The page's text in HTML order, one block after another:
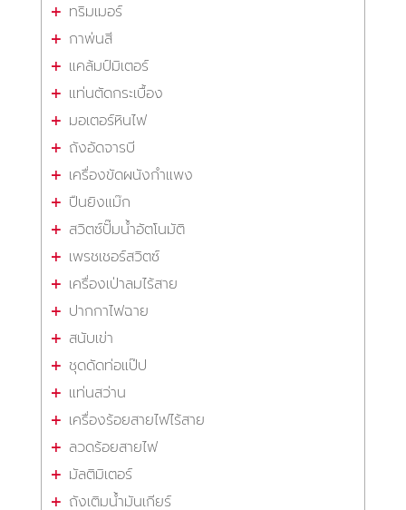
ทริมเมอร์
กาพ่นสี
แคล้มป์มิเตอร์
แท่นตัดกระเบื้อง
มอเตอร์หินไฟ
ถังอัดจารบี
เครื่องขัดผนังกำแพง
ปืนยิงแม๊ก
สวิตซ์ปั๊มน้ำอัตโนมัติ
เพรชเชอร์สวิตซ์
เครื่องเป่าลมไร้สาย
ปากกาไฟฉาย
สนับเข่า
ชุดดัดท่อแป๊ป
แท่นสว่าน
เครื่องร้อยสายไฟไร้สาย
ลวดร้อยสายไฟ
มัลติมิเตอร์
ถังเติมน้ำมันเกียร์